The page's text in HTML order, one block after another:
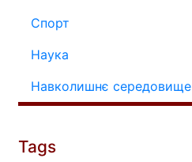
Спорт
Наука
Навколишнє середовище
Tags